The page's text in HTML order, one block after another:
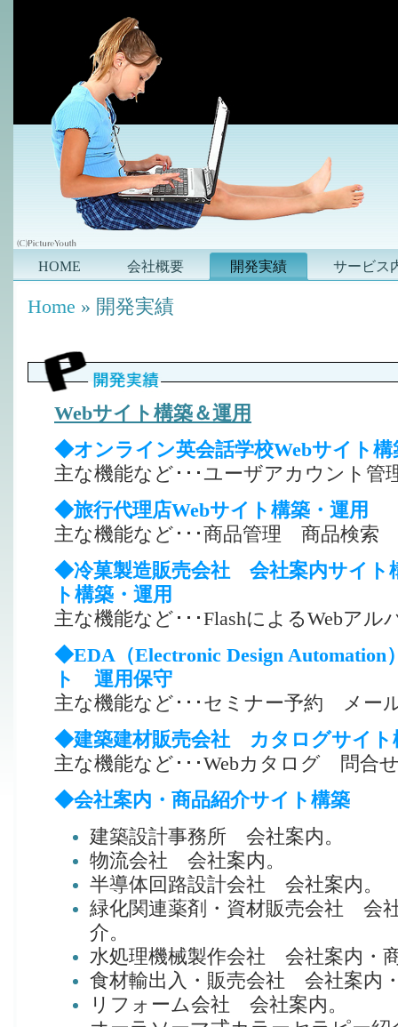
HOME 会社概要 開発実績 サービス
Home » 開発実績
Webサイト構築＆運用
◆オンライン英会話学校Webサイト構
主な機能など･･･ユーザアカウント
◆旅行代理店Webサイト構築・運用
主な機能など･･･商品管理 商品検索
◆冷菓製造販売会社 会社案内サイト
ト構築・運用
主な機能など･･･FlashによるWebアル
◆EDA（Electronic Design Automation
ト 運用保守
主な機能など･･･セミナー予約 メー
◆建築建材販売会社 カタログサイト
主な機能など･･･Webカタログ 問合
◆会社案内・商品紹介サイト構築
建築設計事務所 会社案内。
物流会社 会社案内。
半導体回路設計会社 会社案内。
緑化関連薬剤・資材販売会社 会
介。
水処理機械製作会社 会社案内・
食材輸出入・販売会社 会社案内
リフォーム会社 会社案内。